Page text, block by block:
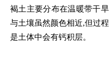
褐土主要分布在温暖带干
与土壤虽然颜色相近,但过
是土体中会有钙积层。